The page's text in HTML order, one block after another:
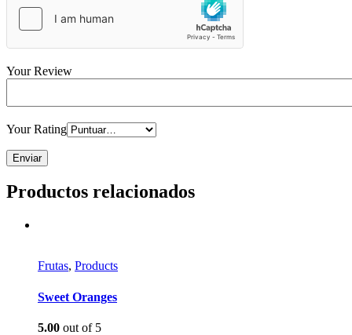
Your Review
Your Rating
Productos relacionados
Frutas, Products
Sweet Oranges
5.00 out of 5